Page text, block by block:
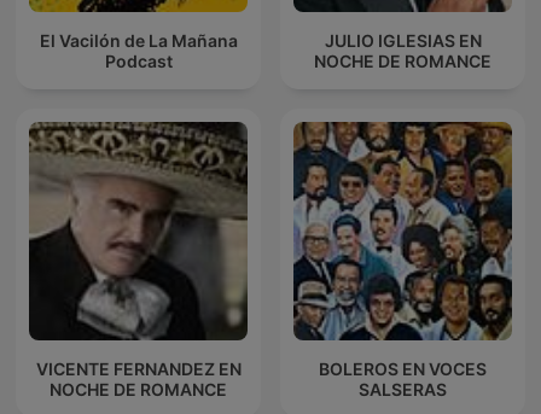
El Vacilón de La Mañana
Podcast
JULIO IGLESIAS EN
NOCHE DE ROMANCE
VICENTE FERNANDEZ EN
NOCHE DE ROMANCE
BOLEROS EN VOCES
SALSERAS